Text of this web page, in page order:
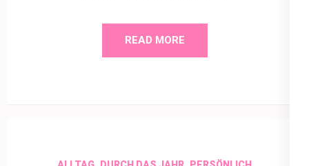
READ MORE